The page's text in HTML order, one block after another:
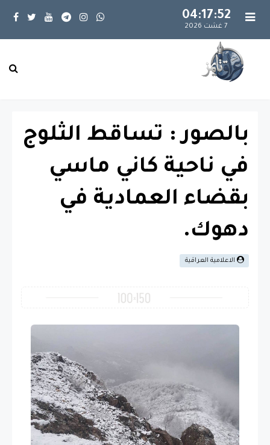
04:17:53
7 غشت 2026
بالصور : تساقط الثلوج
في ناحية كاني ماسي
بقضاء العمادية في
دهوك.
الاعلامية العراقية